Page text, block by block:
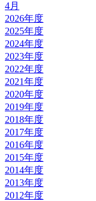
4月
2026年度
2025年度
2024年度
2023年度
2022年度
2021年度
2020年度
2019年度
2018年度
2017年度
2016年度
2015年度
2014年度
2013年度
2012年度